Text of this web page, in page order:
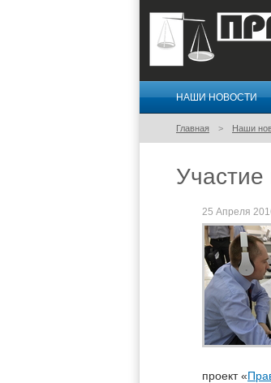
Правосознание
НАШИ НОВОСТИ
Главная Наши
Участие
25 Апреля
проект «